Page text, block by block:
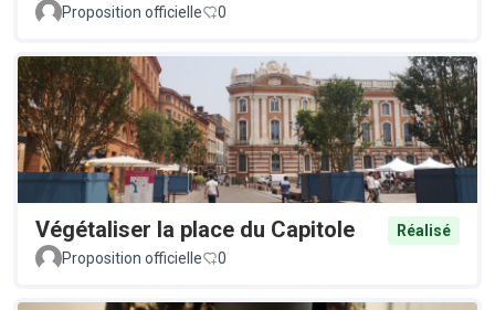
Proposition officielle 0
Végétaliser la place du Capitole
Réalisé
Proposition officielle
0